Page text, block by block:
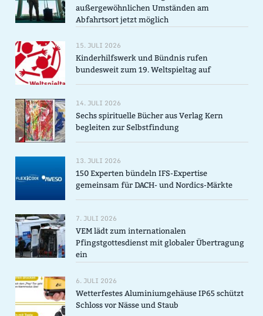
außergewöhnlichen Umständen am
Abfahrtsort jetzt möglich
15. JULI 2026
Kinderhilfswerk und Bündnis rufen
bundesweit zum 19. Weltspieltag auf
14. JULI 2026
Sechs spirituelle Bücher aus Verlag Kern
begleiten zur Selbstfindung
13. JULI 2026
150 Experten bündeln IFS-Expertise
gemeinsam für DACH- und Nordics-Märkte
7. JULI 2026
VEM lädt zum internationalen
Pfingstgottesdienst mit globaler Übertragung
ein
6. JULI 2026
Wetterfestes Aluminiumgehäuse IP65 schützt
Schloss vor Nässe und Staub